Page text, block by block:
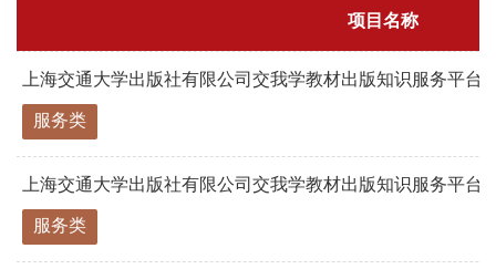
项目名称
上海交通大学出版社有限公司交我学教材出版知识服务平台
服务类
上海交通大学出版社有限公司交我学教材出版知识服务平台
服务类